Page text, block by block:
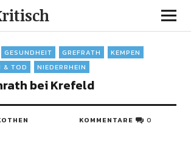
GESUNDHEIT GREFRATH
KEMPEN
& TOD NIEDERRHEIN
bei Krefeld
KOMMENTARE 0